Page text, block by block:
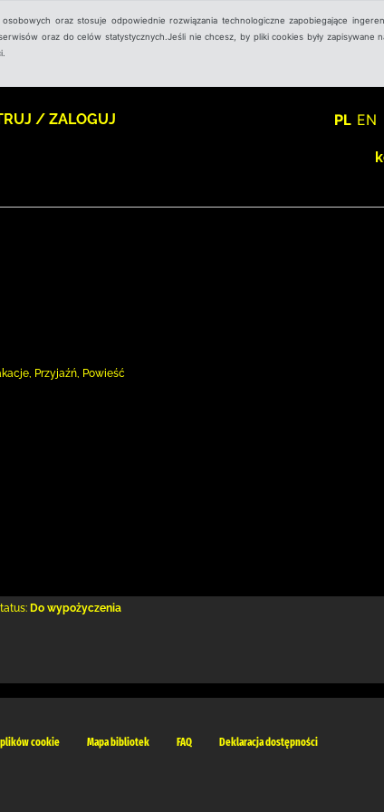
oraz stosuje odpowiednie rozwiązania technologiczne zapobiegające
oraz do celów statystycznych.Jeśli nie chcesz, by pliki cookies były zapisywane
/ ZALOGUJ PL EN
Przyjaźń, Powieść
Do wypożyczenia
cookie Mapa bibliotek FAQ Deklaracja dostępności